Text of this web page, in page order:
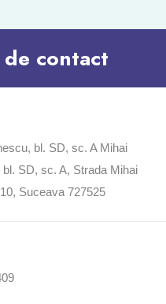
contact
bl. SD, sc. A Mihai
SD, sc. A, Strada Mihai
Suceava 727525